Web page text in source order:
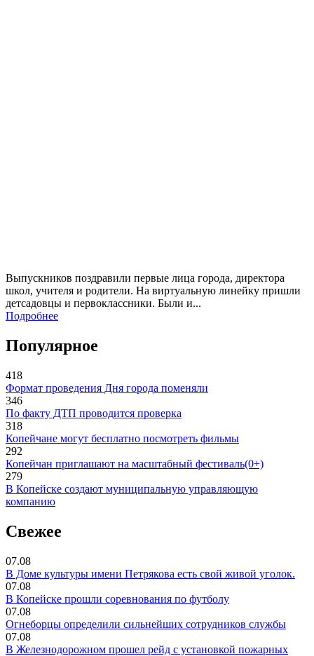
Выпускников поздравили первые лица города, директора
школ, учителя и родители. На виртуальную линейку пришли
детсадовцы и первоклассники. Были и...
Подробнее
Популярное
418
Формат проведения Дня города поменяли
346
По факту ДТП проводится проверка
318
Копейчане могут бесплатно посмотреть фильмы
292
Копейчан приглашают на масштабный фестиваль(0+)
279
В Копейске создают муниципальную управляющую
компанию
Свежее
07.08
В Доме культуры имени Петрякова есть свой живой уголок.
07.08
В Копейске прошли соревнования по футболу
07.08
Огнеборцы определили сильнейших сотрудников службы
07.08
В Железнодорожном прошел рейд с установкой пожарных